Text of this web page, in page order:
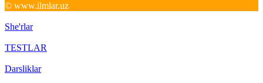
© www.ilmlar.uz
She'rlar
TESTLAR
Darsliklar